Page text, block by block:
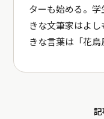
ターも始める。
きな文筆家はよ
きな言葉は「花鳥
記